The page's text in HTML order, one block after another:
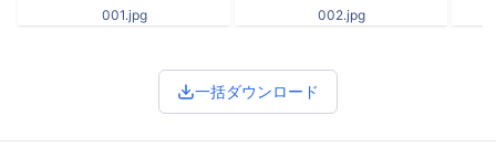
001.jpg 002.jpg
一括ダウンロード